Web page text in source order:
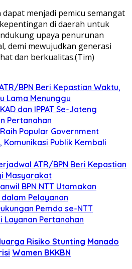
menjadi pemicu semangat
di daerah untuk
upaya penurunan
demi mewujudkan generasi
dan berkualitas.(Tim)
BPN Beri Kepastian Waktu,
Lama Menunggu
dan IPPAT Se-Jateng
Pertanahan
Popular Government
Komunikasi Publik Kembali
ATR/BPN Beri Kepastian
Masyarakat
BPN NTT Utamakan
Pelayanan
Pemda se-NTT
Layanan Pertanahan
Risiko Stunting Manado
Wamen BKKBN